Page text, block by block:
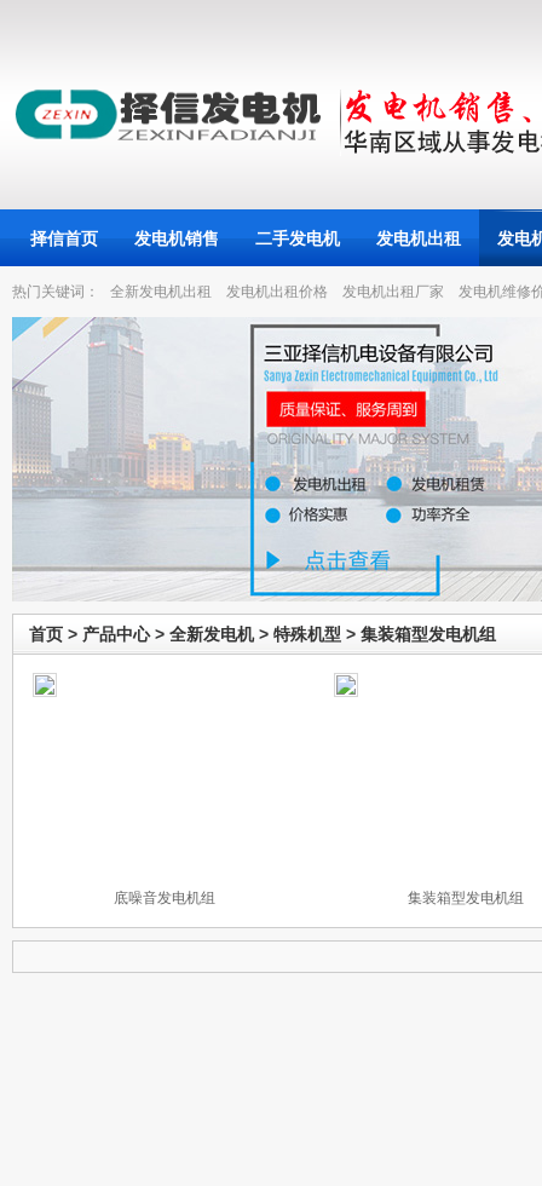
择信首页 发电机销售 二手发电机 发电机出租 发电
热门关键词： 全新发电机出租 发电机出租价格 发电机出租厂家 发电机维修
首页 > 产品中心> 全新发电机> 特殊机型 > 集装箱型发电机组
底噪音发电机组 集装箱型发电机组